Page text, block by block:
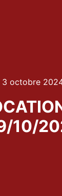
3 octobre
10/